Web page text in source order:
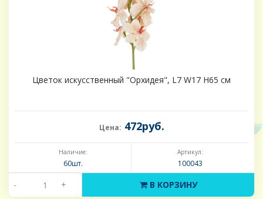
Цветок искусственный "Орхидея", L7 W17 H65 см
Цена: 472руб.
Наличие:
60шт.
Артикул:
100043
- + В КОРЗИНУ